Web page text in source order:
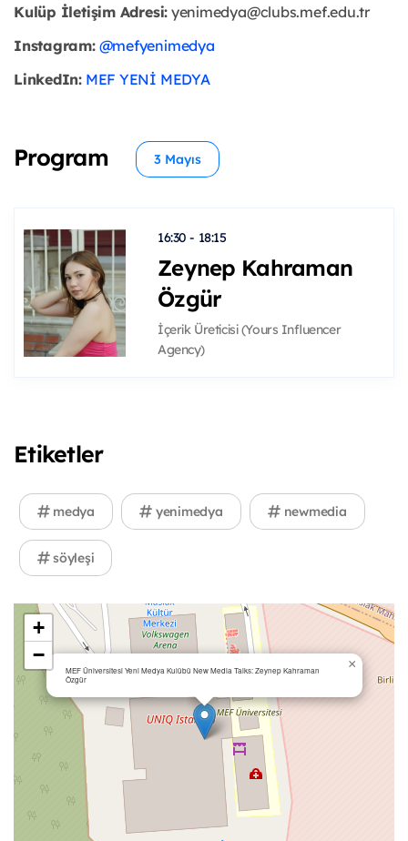
Kulüp İletişim Adresi: yenimedya@clubs.mef.edu.tr
Instagram: @mefyenimedya
LinkedIn: MEF YENİ MEDYA
Program 3 Mayıs
16:30 - 18:15
Zeynep Kahraman
Özgür
İçerik Üreticisi (Yours Influencer
Agency)
Etiketler
medya yenimedya newmedia
söyleşi
MEF Üniversitesi Yeni Medya Kulübü New Media Talks: Zeynep Kahraman
Özgür
×
+
−